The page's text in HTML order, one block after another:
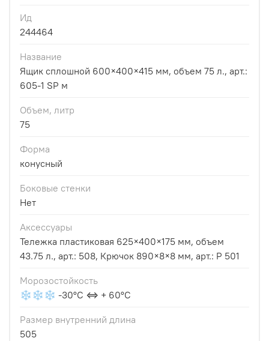
Ид
244464
Название
Ящик сплошной 600×400×415 мм, объем 75 л., арт.:
605-1 SP м
Объем, литр
75
Форма
конусный
Боковые стенки
Нет
Аксессуары
Тележка пластиковая 625×400×175 мм, объем
43.75 л., арт.: 508, Крючок 890×8×8 мм, арт.: Р 501
Морозостойкость
❄❄❄ -30°С ⇔ + 60°С
Размер внутренний длина
505